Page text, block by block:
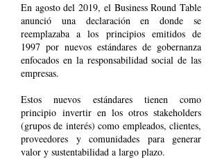
En agosto del 2019, el Business Round Table
anunció una declaración en donde se
reemplazaba a los principios emitidos de
1997 por nuevos estándares de gobernanza
enfocados en la responsabilidad social de las
empresas.
Estos nuevos estándares tienen como
principio invertir en los otros stakeholders
(grupos de interés) como empleados, clientes,
proveedores y comunidades para generar
valor y sustentabilidad a largo plazo.